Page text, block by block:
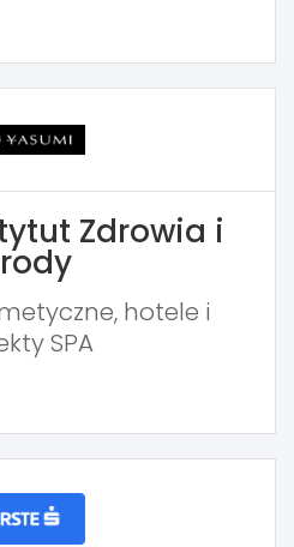
Zdrowia i
hotele i
SPA